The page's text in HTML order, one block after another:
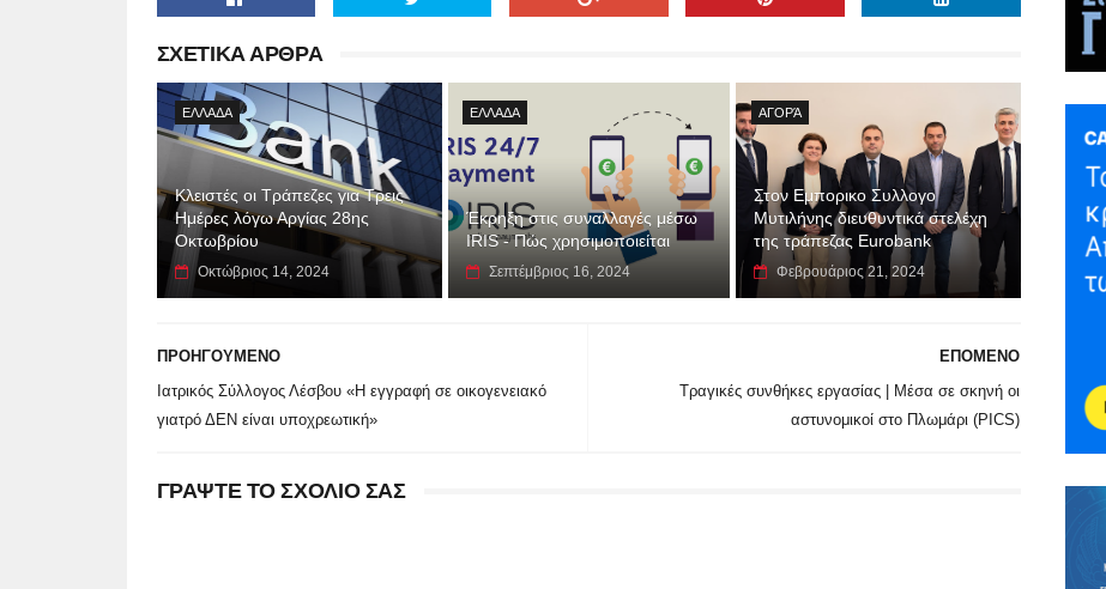
ΣΧΕΤΙΚΑ ΑΡΘΡΑ
ΕΛΛΑΔΑ
Κλειστές οι Τράπεζες για Τρεις
Ημέρες λόγω Αργίας 28ης
Οκτωβρίου
Οκτώβριος 14, 2024
ΕΛΛΑΔΑ
Έκρηξη στις συναλλαγές μέσω
IRIS - Πώς χρησιμοποιείται
Σεπτέμβριος 16, 2024
ΑΓΟΡΆ
Στον Εμπορικο Συλλογο
Μυτιλήνης διευθυντικά στελέχη
της τράπεζας Eurobank
Φεβρουάριος 21, 2024
ΕΠΟΜΕΝΟ
Τραγικές συνθήκες εργασίας | Μέσα σε σκηνή οι
αστυνομικοί στο Πλωμάρι (PICS)
ΠΡΟΗΓΟΥΜΕΝΟ
Ιατρικός Σύλλογος Λέσβου «Η εγγραφή σε οικογενειακό
γιατρό ΔΕΝ είναι υποχρεωτική»
ΓΡΑΨΤΕ ΤΟ ΣΧΟΛΙΟ ΣΑΣ